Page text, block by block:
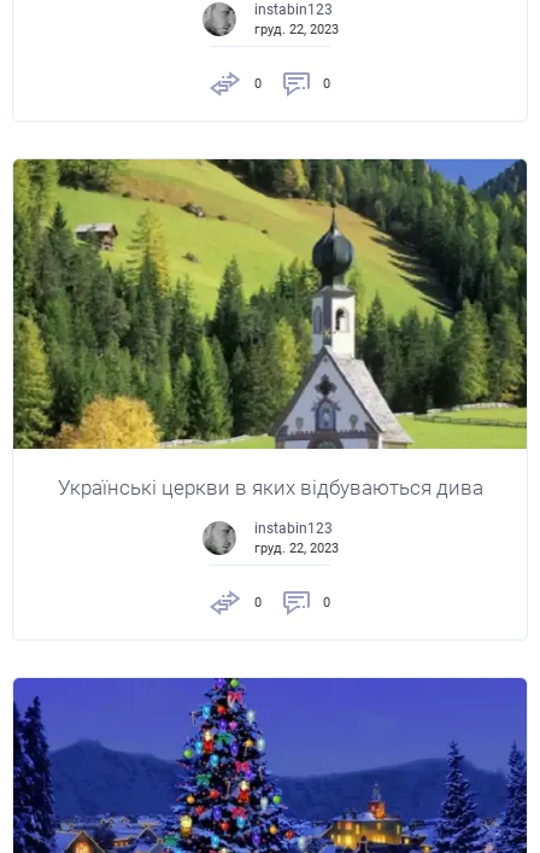
instabin123
груд. 22, 2023
0 0
Українські церкви в яких відбуваються дива
instabin123
груд. 22, 2023
0 0